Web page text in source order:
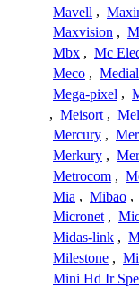
Mavell ,
Maxvision ,
Mbx , Mc
Meco ,
Mega-pixel ,
, Meisort ,
Mercury ,
Merkury ,
Metrocom ,
Mia , Mibao ,
Micronet ,
Midas-link ,
Milestone ,
Mini Hd Ir